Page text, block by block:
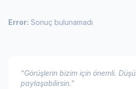
Error: Sonuç bulunamadı
“Görüşlerin bizim için önemli.
paylaşabilirsin.”